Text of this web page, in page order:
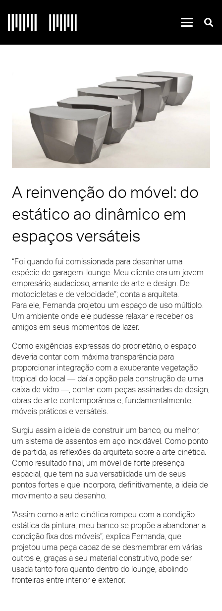
A reinvenção do móvel: do
estático ao dinâmico em
espaços versáteis
“Foi quando fui comissionada para desenhar uma
espécie de garagem-lounge. Meu cliente era um jovem
empresário, audacioso, amante de arte e design. De
motocicletas e de velocidade”; conta a arquiteta.
Para ele, Fernanda projetou um espaço de uso múltiplo.
Um ambiente onde ele pudesse relaxar e receber os
amigos em seus momentos de lazer.
Como exigências expressas do proprietário, o espaço
deveria contar com máxima transparência para
proporcionar integração com a exuberante vegetação
tropical do local — daí a opção pela construção de uma
caixa de vidro —, contar com peças assinadas de design,
obras de arte contemporânea e, fundamentalmente,
móveis práticos e versáteis.
Surgiu assim a ideia de construir um banco, ou melhor,
um sistema de assentos em aço inoxidável. Como ponto
de partida, as reflexões da arquiteta sobre a arte cinética.
Como resultado final, um móvel de forte presença
espacial, que tem na sua versatilidade um de seus
pontos fortes e que incorpora, definitivamente, a ideia de
movimento a seu desenho.
“Assim como a arte cinética rompeu com a condição
estática da pintura, meu banco se propõe a abandonar a
condição fixa dos móveis”, explica Fernanda, que
projetou uma peça capaz de se desmembrar em várias
outros e, graças a seu material construtivo, pode ser
usada tanto fora quanto dentro do lounge, abolindo
fronteiras entre interior e exterior.